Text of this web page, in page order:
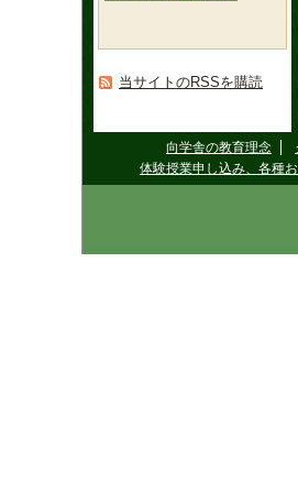
当サイトのRSSを購読
向学舎の教育理念
体験授業申し込み、各種